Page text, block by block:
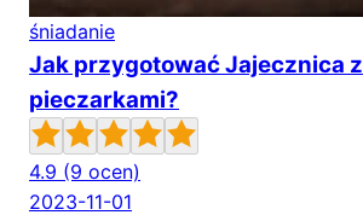
śniadanie
Jak przygotować Jajecznica z
pieczarkami?
4.9 (9 ocen)
2023-11-01